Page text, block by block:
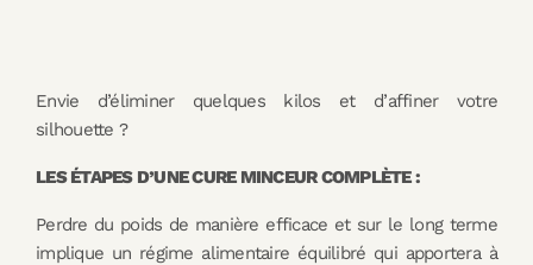
Envie d’éliminer quelques kilos et d’affiner votre
silhouette ?
LES ÉTAPES D’UNE CURE MINCEUR COMPLÈTE :
Perdre du poids de manière efficace et sur le long terme
implique un régime alimentaire équilibré qui apportera à